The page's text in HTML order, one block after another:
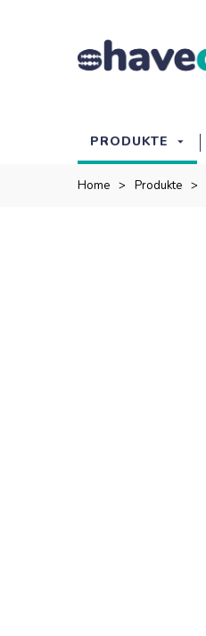
PRODUKTE
Home > Produkte >